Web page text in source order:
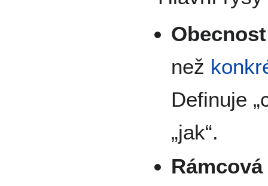
než
Definuje
„jak“.